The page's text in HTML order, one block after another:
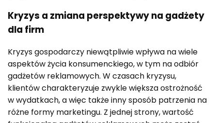
Kryzys a zmiana perspektywy na gadżety
dla firm
Kryzys gospodarczy niewątpliwie wpływa na wiele
aspektów życia konsumenckiego, w tym na odbiór
gadżetów reklamowych. W czasach kryzysu,
klientów charakteryzuje zwykle większa ostrożność
w wydatkach, a więc także inny sposób patrzenia na
różne formy marketingu. Z jednej strony, wartość